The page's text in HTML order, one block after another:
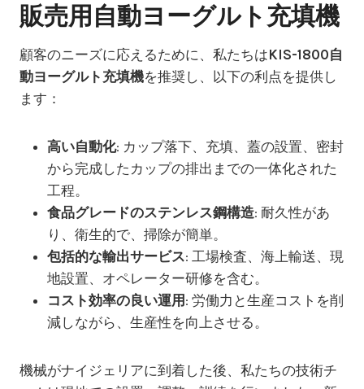
販売用自動ヨーグルト充填機
顧客のニーズに応えるために、私たちはKIS-1800自
動ヨーグルト充填機を推奨し、以下の利点を提供し
ます：
高い自動化: カップ落下、充填、蓋の設置、密封
から完成したカップの排出までの一体化された
工程。
食品グレードのステンレス鋼構造: 耐久性があ
り、衛生的で、掃除が簡単。
包括的な輸出サービス: 工場検査、海上輸送、現
地設置、オペレーター研修を含む。
コスト効率の良い運用 : 労働力と生産コストを削
減しながら、生産性を向上させる。
機械がナイジェリアに到着した後、私たちの技術チ